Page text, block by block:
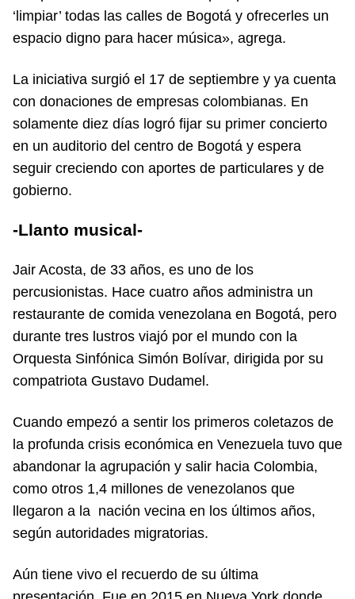
‘limpiar’ todas las calles de Bogotá y ofrecerles un
espacio digno para hacer música», agrega.
La iniciativa surgió el 17 de septiembre y ya cuenta
con donaciones de empresas colombianas. En
solamente diez días logró fijar su primer concierto
en un auditorio del centro de Bogotá y espera
seguir creciendo con aportes de particulares y de
gobierno.
-Llanto musical-
Jair Acosta, de 33 años, es uno de los
percusionistas. Hace cuatro años administra un
restaurante de comida venezolana en Bogotá, pero
durante tres lustros viajó por el mundo con la
Orquesta Sinfónica Simón Bolívar, dirigida por su
compatriota Gustavo Dudamel.
Cuando empezó a sentir los primeros coletazos de
la profunda crisis económica en Venezuela tuvo que
abandonar la agrupación y salir hacia Colombia,
como otros 1,4 millones de venezolanos que
llegaron a la nación vecina en los últimos años,
según autoridades migratorias.
Aún tiene vivo el recuerdo de su última